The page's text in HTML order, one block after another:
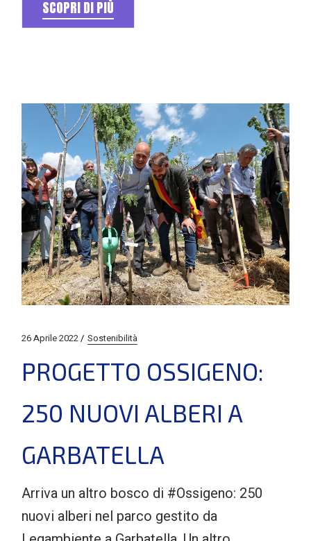
SCOPRI DI PIÙ
26 Aprile 2022 Sostenibilità
PROGETTO OSSIGENO:
250 NUOVI ALBERI A
GARBATELLA
Arriva un altro bosco di #Ossigeno: 250
nuovi alberi nel parco gestito da